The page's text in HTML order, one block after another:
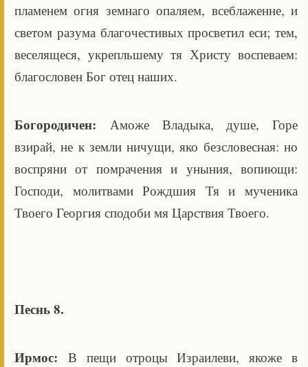
пламенем огня земнаго опаляем, всеблаженне, и
светом разума благочестивых просветил еси; тем,
веселящеся, укрепльшему тя Христу воспеваем:
благословен Бог отец наших.
Богородичен: Аможе Владыка, душе, Горе
взирай, не к земли ничущи, яко безсловесная: но
воспряни от помрачения и уныния, вопиющи:
Господи, молитвами Рождшия Тя и мученика
Твоего Георгия сподоби мя Царствия Твоего.
Песнь 8.
Ирмос: В пещи отроцы Израилеви, якоже в